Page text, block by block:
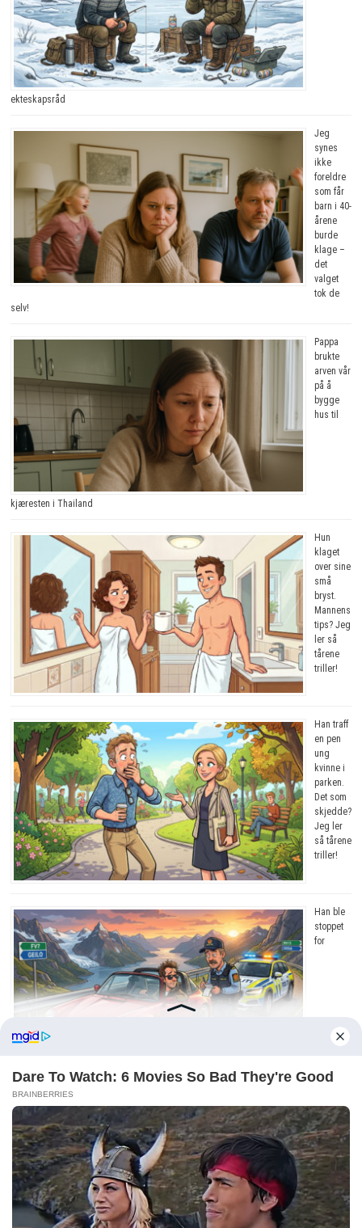
ekteskapsråd
Jeg
synes
ikke
foreldre
som får
barn i 40-
årene
burde
klage –
det
valget
tok de
selv!
Pappa
brukte
arven vår
på å
bygge
hus til
kjæresten i Thailand
Hun
klaget
over sine
små
bryst.
Mannens
tips? Jeg
ler så
tårene
triller!
Han traff
en pen
ung
kvinne i
parken.
Det som
skjedde?
Jeg ler
så tårene
triller!
Han ble
stoppet
for
råkjøring. Grunnen? Jeg ler så tårene triller!
Copyright © 2026Dagens Beste. Drevet av WordPressogBam.